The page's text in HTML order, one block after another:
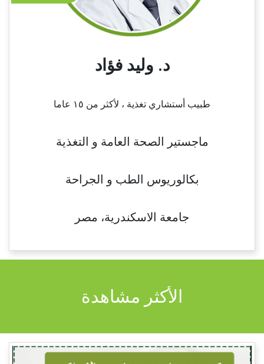
د. وليد فؤاد
طبيب أستشاري تغذية ، لأكثر من ١٥ عاما
ماجستير الصحة العامة و التغذية
بكالوريوس الطب و الجراحة
جامعة الاسكندرية، مصر
الأكثر مشاهدة